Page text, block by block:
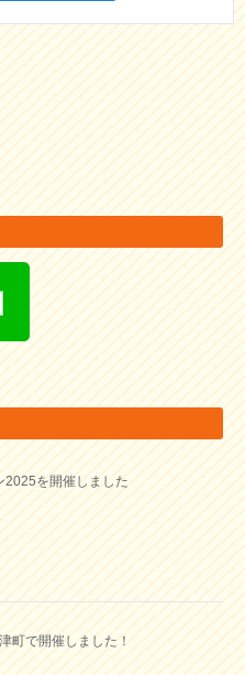
2025を開催しました
町で開催しました！